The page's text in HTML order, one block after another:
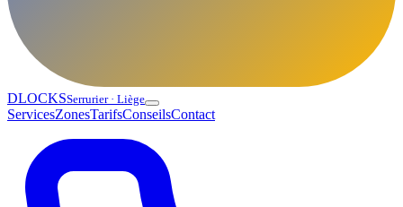
DLOCKSSerrurier · Liège
ServicesZonesTarifsConseilsContact